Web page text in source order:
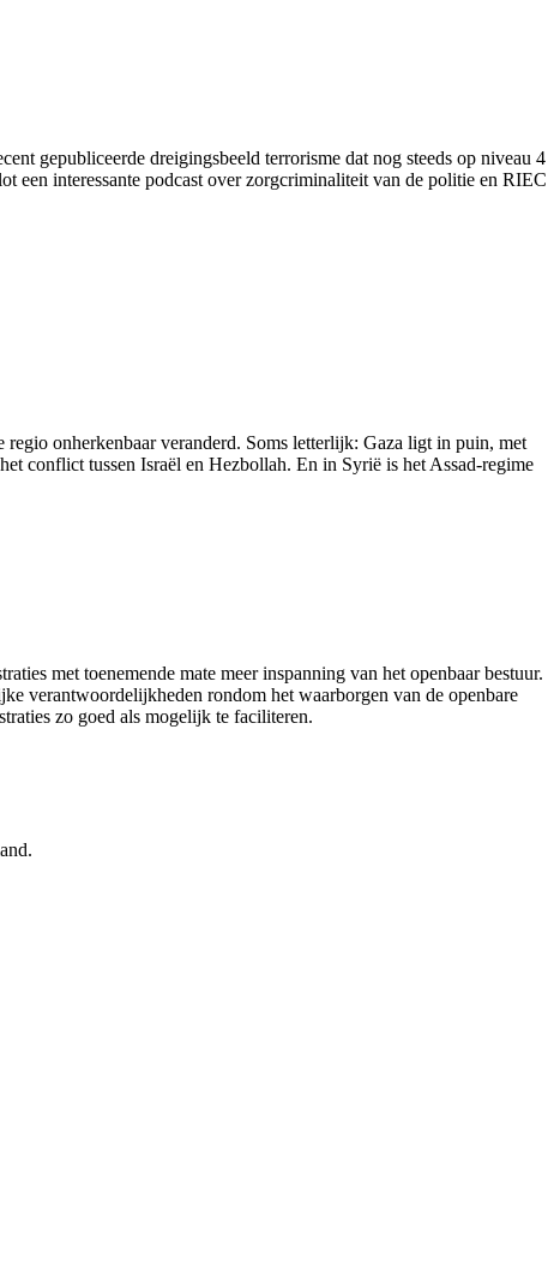
gepubliceerde dreigingsbeeld terrorisme dat nog steeds op niveau 4
een interessante podcast over zorgcriminaliteit van de politie en RIEC
onherkenbaar veranderd. Soms letterlijk: Gaza ligt in puin, met
conflict tussen Israël en Hezbollah. En in Syrië is het Assad-regime
met toenemende mate meer inspanning van het openbaar bestuur.
verantwoordelijkheden rondom het waarborgen van de openbare
zo goed als mogelijk te faciliteren.